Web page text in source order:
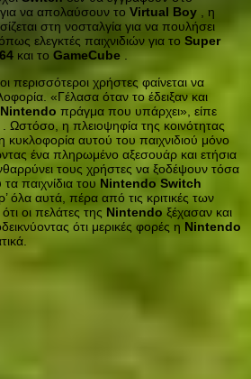
να απολαύσουν το Virtual Boy , η
στη νοσταλγία για να πουλήσει
ελεγκτές παιχνιδιών για το Super
64 και το GameCube
περισσότεροι χρήστες φαίνεται να
«Γέλασα όταν το έδειξαν και
Nintendo πράγμα που υπάρχει», είπε
. Ωστόσο, η πλειοψηφία της κοινότητας
κυκλοφορία αυτού του παιχνιδιού μόνο
ένα πληρωμένο αξεσουάρ και ετήσια
τους χρήστες να ξοδέψουν τόσα
παιχνίδια του Nintendo Switch
όλα αυτά, πέρα από τις κριτικές των
οι πελάτες της Nintendo ξέχασαν και
ότι μερικές φορές η Nintendo